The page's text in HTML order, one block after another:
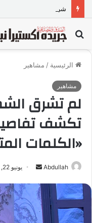
شركة A.M Natural Cosmetics
بحث
عن
الرئيسية / مشاهير
مشاهير
تكشف
«الكلمات
Abdullah
ل
ب
يونيو 22, 2026